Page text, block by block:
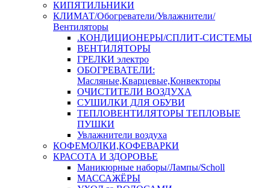
КИПЯТИЛЬНИКИ
КЛИМАТ/Обогреватели/Увлажнители/
Вентиляторы
.КОНДИЦИОНЕРЫ/СПЛИТ-СИСТЕМЫ
ВЕНТИЛЯТОРЫ
ГРЕЛКИ электро
ОБОГРЕВАТЕЛИ:
Масляные,Кварцевые,Конвекторы
ОЧИСТИТЕЛИ ВОЗДУХА
СУШИЛКИ ДЛЯ ОБУВИ
ТЕПЛОВЕНТИЛЯТОРЫ ТЕПЛОВЫЕ
ПУШКИ
Увлажнители воздуха
КОФЕМОЛКИ,КОФЕВАРКИ
КРАСОТА И ЗДОРОВЬЕ
Маникюрные наборы/Лампы/Scholl
МАССАЖЁРЫ